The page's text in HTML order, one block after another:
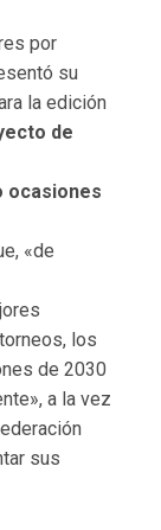
por
su
la edición
de
ocasiones
«de
los
de 2030
a la vez
sus